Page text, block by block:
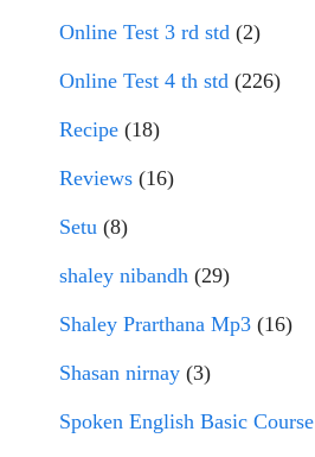
Online Test 3 rd std (2)
Online Test 4 th std (226)
Recipe (18)
Reviews (16)
Setu (8)
shaley nibandh (29)
Shaley Prarthana Mp3 (16)
Shasan nirnay (3)
Spoken English Basic Course